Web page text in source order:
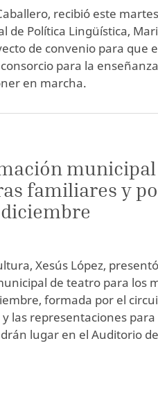
recibió este
de Política Lingüística,
de convenio para que
para la
en marcha.
familiares y
Xesús López,
de teatro para los
formada por el
las representaciones
lugar en el Auditorio